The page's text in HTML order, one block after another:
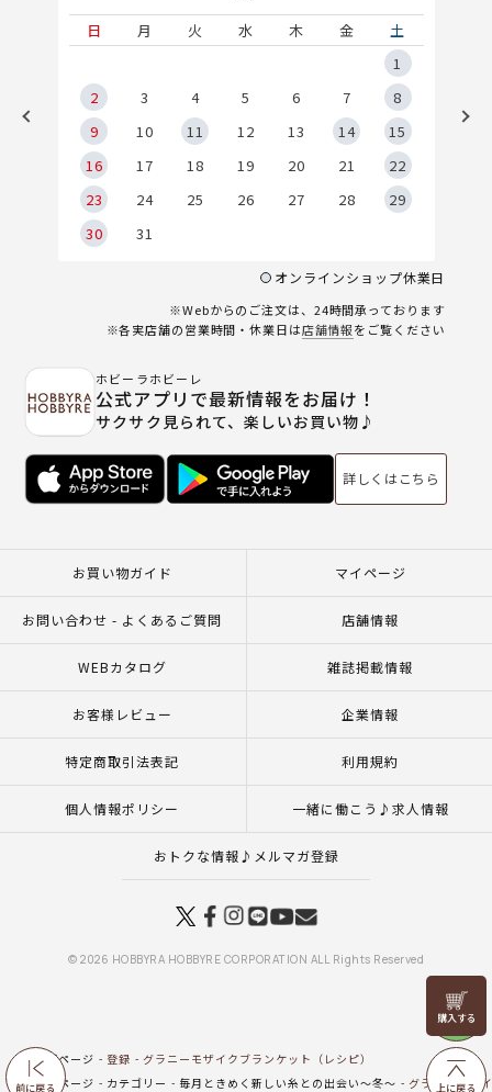
前に戻る
リリヤン
フェア
上に戻る
日
月 火 水 木 金
土
1
2
3 4 5 6 7
8
9
10 11 12 13 14
15
16
17 18 19 20 21
22
23
24 25 26 27 28
29
30
31
オンラインショップ休業日
※Webからのご注文は、24時間承っております
※各実店舗の営業時間・休業日は店舗情報をご覧ください
ホビーラホビーレ
公式アプリで最新情報をお届け！
サクサク見られて、楽しいお買い物♪
詳しくはこちら
お買い物ガイド マイページ
お問い合わせ - よくあるご質問 店舗情報
WEBカタログ 雑誌掲載情報
お客様レビュー 企業情報
特定商取引法表記 利用規約
個人情報ポリシー 一緒に働こう♪求人情報
おトクな情報♪メルマガ登録
© 2026 HOBBYRA HOBBYRE CORPORATION ALL Rights Reserved
トップページ 登録
グラニーモザイクブランケット（レシピ）
トップページ
カテゴリー 毎月ときめく新しい糸との出会い～冬～ グラニーモザ